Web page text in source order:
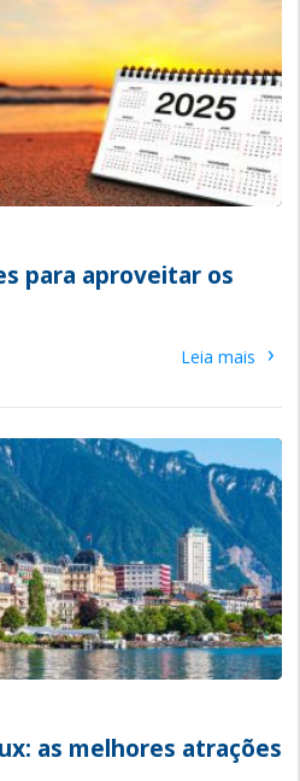
para aproveitar os
Leia mais ›
as melhores atrações